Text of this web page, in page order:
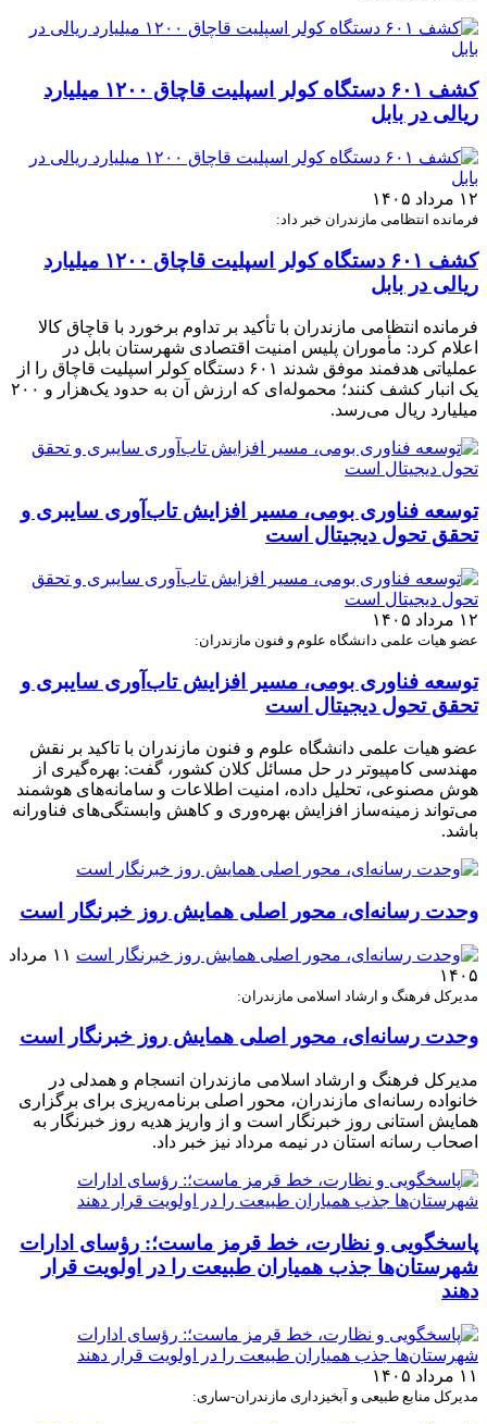
کشف ۶۰۱ دستگاه کولر اسپلیت قاچاق ۱۲۰۰ میلیارد
ریالی در بابل
۱۲ مرداد ۱۴۰۵
فرمانده انتظامی مازندران خبر داد:
کشف ۶۰۱ دستگاه کولر اسپلیت قاچاق ۱۲۰۰ میلیارد
ریالی در بابل
فرمانده انتظامی مازندران با تأکید بر تداوم برخورد با قاچاق کالا
اعلام کرد: مأموران پلیس امنیت اقتصادی شهرستان بابل در
عملیاتی هدفمند موفق شدند ۶۰۱ دستگاه کولر اسپلیت قاچاق را از
یک انبار کشف کنند؛ محموله‌ای که ارزش آن به حدود یک‌هزار و ۲۰۰
میلیارد ریال می‌رسد.
توسعه فناوری بومی، مسیر افزایش تاب‌آوری سایبری و
تحقق تحول دیجیتال است
۱۲ مرداد ۱۴۰۵
عضو هیات علمی دانشگاه علوم و فنون مازندران:
توسعه فناوری بومی، مسیر افزایش تاب‌آوری سایبری و
تحقق تحول دیجیتال است
عضو هیات علمی دانشگاه علوم و فنون مازندران با تاکید بر نقش
مهندسی کامپیوتر در حل مسائل کلان کشور، گفت: بهره‌گیری از
هوش مصنوعی، تحلیل داده، امنیت اطلاعات و سامانه‌های هوشمند
می‌تواند زمینه‌ساز افزایش بهره‌وری و کاهش وابستگی‌های فناورانه
باشد.
وحدت رسانه‌ای، محور اصلی همایش روز خبرنگار است
۱۱ مرداد
۱۴۰۵
مدیرکل فرهنگ و ارشاد اسلامی مازندران:
وحدت رسانه‌ای، محور اصلی همایش روز خبرنگار است
مدیرکل فرهنگ و ارشاد اسلامی مازندران انسجام و همدلی در
خانواده رسانه‌ای مازندران، محور اصلی برنامه‌ریزی برای برگزاری
همایش استانی روز خبرنگار است و از واریز هدیه روز خبرنگار به
اصحاب رسانه استان در نیمه مرداد نیز خبر داد.
پاسخگویی و نظارت، خط قرمز ماست؛: رؤسای ادارات
شهرستان‌ها جذب همیاران طبیعت را در اولویت قرار
دهند
۱۱ مرداد ۱۴۰۵
مدیرکل منابع طبیعی و آبخیزداری مازندران-ساری: